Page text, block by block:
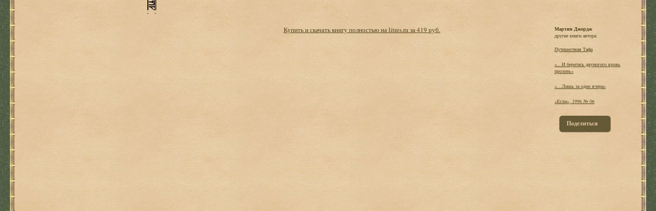
Купить и скачать книгу полностью на litres.ru за 419 руб.
Мартин Джордж
другие книги автора:
Путешествия Тафа
«…И берегись двуногого кровь
пролить»
«…Лишь за одно вчера»
«Если», 1996 № 06
Поделиться